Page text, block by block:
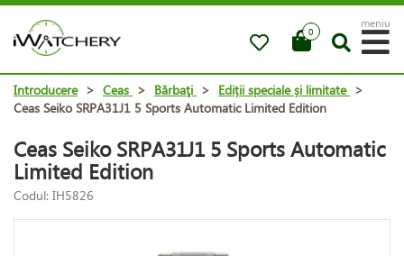
0
meniu
Introducere > Ceas > Bărbaţi > Ediții speciale și limitate >
Ceas Seiko SRPA31J1 5 Sports Automatic Limited Edition
Ceas Seiko SRPA31J1 5 Sports Automatic
Limited Edition
Codul: IH5826